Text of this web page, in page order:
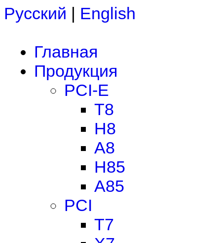
Русский | English
Главная
Продукция
PCI-E
T8
H8
A8
H85
A85
PCI
T7